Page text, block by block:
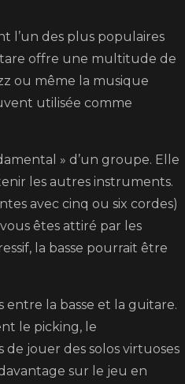
pour
exprimer
sa
passion
l’un des plus populaires
offre une multitude de
ou même la musique
utilisée comme
» d’un groupe. Elle
les autres instruments.
avec cinq ou six cordes)
êtes attiré par les
la basse pourrait être
la basse et la guitare.
le picking, le
jouer des solos virtuoses
sur le jeu en